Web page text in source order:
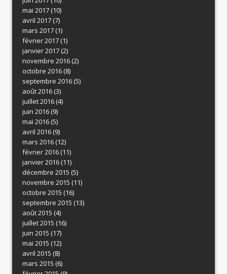
mai 2017(10)
avril 2017(7)
mars 2017(1)
février 2017(1)
janvier 2017(2)
novembre 2016(2)
octobre 2016(8)
septembre 2016(5)
août 2016(3)
juillet 2016(4)
juin 2016(9)
mai 2016(5)
avril 2016(9)
mars 2016(12)
février 2016(11)
janvier 2016(11)
décembre 2015 (5)
novembre 2015 (11)
octobre 2015 (16)
septembre 2015 (13)
août 2015 (4)
juillet 2015 (16)
juin 2015 (17)
mai 2015 (12)
avril 2015 (8)
mars 2015 (6)